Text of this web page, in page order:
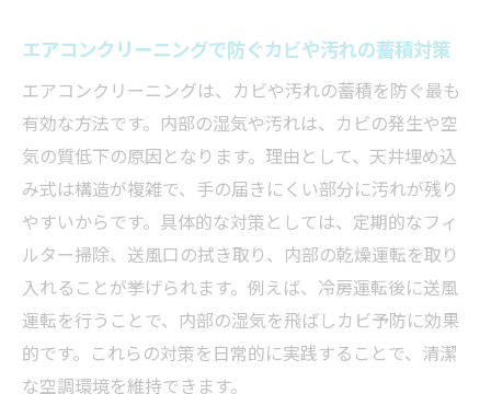
工夫
プロに依頼すべき天井埋め込み型の清掃ポ
イント
エアコンクリーニングが難しい場合の安全
対策
天井式エアコンの特殊構造に適した掃除方
法
エアコンクリーニング費用相場を知るポイント
天井埋め込みエアコンクリーニングの料金
目安とは
エアコンクリーニングで防ぐカビや汚れの蓄積対策
エアコンクリーニングは、カビや汚れの蓄積を防ぐ最も
有効な方法です。内部の湿気や汚れは、カビの発生や空
気の質低下の原因となります。理由として、天井埋め込
み式は構造が複雑で、手の届きにくい部分に汚れが残り
やすいからです。具体的な対策としては、定期的なフィ
ルター掃除、送風口の拭き取り、内部の乾燥運転を取り
入れることが挙げられます。例えば、冷房運転後に送風
運転を行うことで、内部の湿気を飛ばしカビ予防に効果
的です。これらの対策を日常的に実践することで、清潔
な空調環境を維持できます。